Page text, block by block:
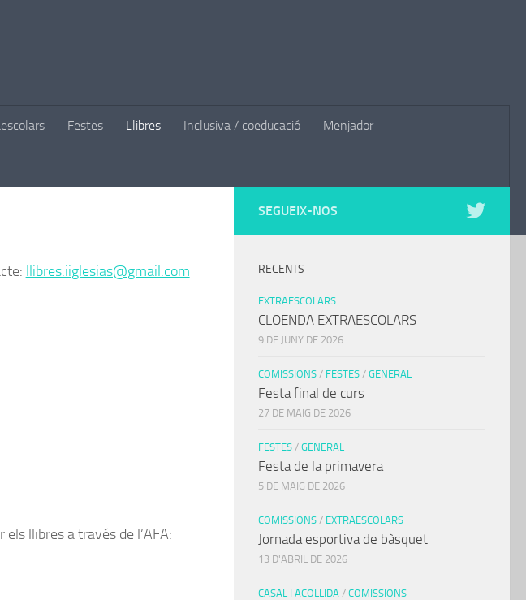
Festes Llibres Inclusiva / coeducació Menjador
llibres.iiglesias@gmail.com
llibres a través de l’AFA:
SEGUEIX-NOS
RECENTS
EXTRAESCOLARS
CLOENDA EXTRAESCOLARS
9 DE JUNY DE 2026
COMISSIONS / FESTES / GENERAL
Festa final de curs
27 DE MAIG DE 2026
FESTES / GENERAL
Festa de la primavera
5 DE MAIG DE 2026
COMISSIONS / EXTRAESCOLARS
Jornada esportiva de bàsquet
13 D'ABRIL DE 2026
CASAL I ACOLLIDA / COMISSIONS